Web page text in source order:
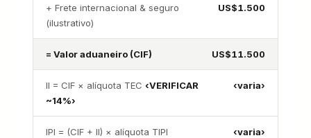
+ Frete internacional & seguro
(ilustrativo)
US$1.500
= Valor aduaneiro (CIF) US$11.500
II = CIF × alíquota TEC ‹VERIFICAR
~14%›
‹varia›
IPI = (CIF + II) × alíquota TIPI
‹varia›